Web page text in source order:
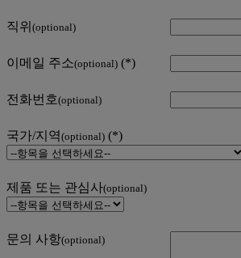
직위 (optional)
이메일 주소(optional)
전화번호(optional)
국가/지역(optional)
제품 또는 관심사(optional)
문의 사항(optional)